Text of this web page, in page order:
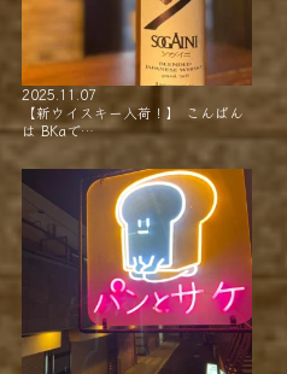
2025.11.07
【新ウイスキー入荷！】 こんばん
は BKaで…